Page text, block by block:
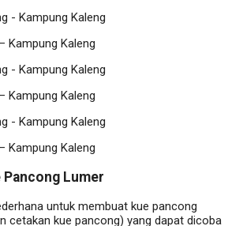
Kampung Kaleng
Kampung Kaleng
Kampung Kaleng
Pancong Lumer
untuk membuat kue pancong
cetakan kue pancong) yang dapat dicoba